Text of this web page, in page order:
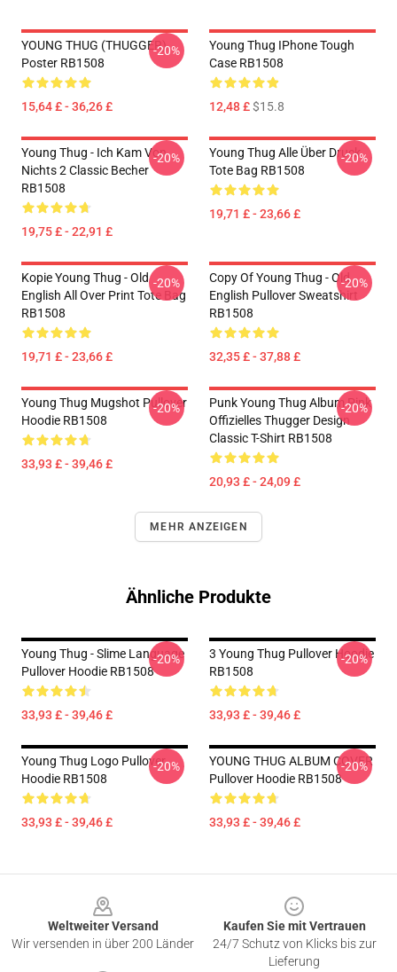
YOUNG THUG (THUGGER)
Poster RB1508
15,64 £ - 36,26 £
-20%
Young Thug IPhone Tough
Case RB1508
12,48 £$15.8
Young Thug - Ich Kam Von
Nichts 2 Classic Becher
RB1508
19,75 £ - 22,91 £
-20%
Young Thug Alle Über Druck
Tote Bag RB1508
19,71 £ - 23,66 £
-20%
Kopie Young Thug - Old
English All Over Print Tote Bag
RB1508
19,71 £ - 23,66 £
-20%
Copy Of Young Thug - Old
English Pullover Sweatshirt
RB1508
32,35 £ - 37,88 £
-20%
Young Thug Mugshot Pullover
Hoodie RB1508
33,93 £ - 39,46 £
-20%
Punk Young Thug Album Pink
Offizielles Thugger Design
Classic T-Shirt RB1508
20,93 £ - 24,09 £
-20%
MEHR ANZEIGEN
Ähnliche Produkte
Young Thug - Slime Language
Pullover Hoodie RB1508
33,93 £ - 39,46 £
-20%
3 Young Thug Pullover Hoodie
RB1508
33,93 £ - 39,46 £
-20%
Young Thug Logo Pullover
Hoodie RB1508
33,93 £ - 39,46 £
-20%
YOUNG THUG ALBUM COVER
Pullover Hoodie RB1508
33,93 £ - 39,46 £
-20%
Weltweiter Versand
Wir versenden in über 200 Länder
Kaufen Sie mit Vertrauen
24/7 Schutz von Klicks bis zur
Lieferung